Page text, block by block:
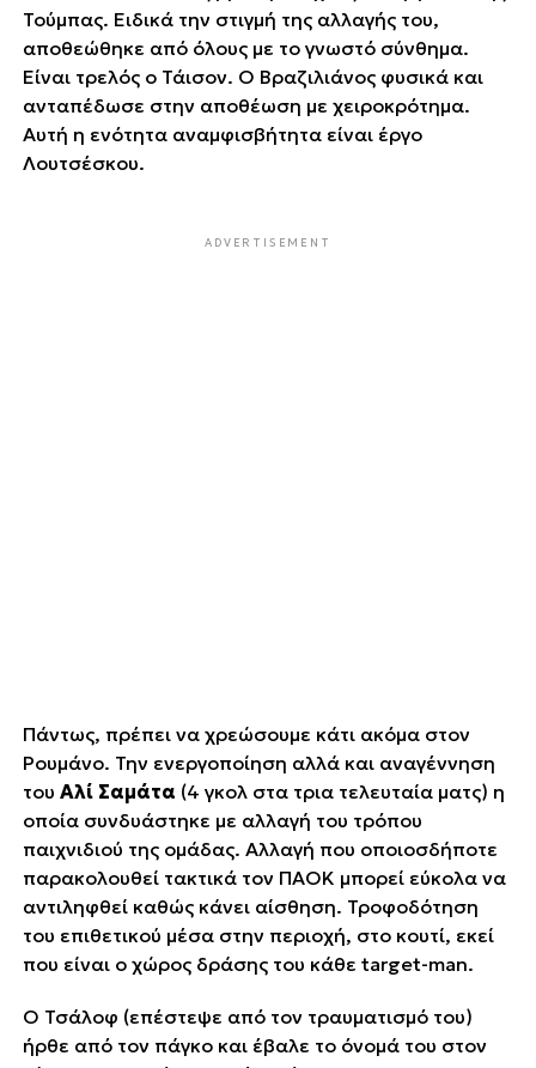
Τούμπας. Ειδικά την στιγμή της αλλαγής του,
αποθεώθηκε από όλους με το γνωστό σύνθημα.
΄΄Είναι τρελός ο Τάισον΄΄. Ο Βραζιλιάνος φυσικά και
ανταπέδωσε στην αποθέωση με χειροκρότημα.
Αυτή η ενότητα αναμφισβήτητα είναι έργο
Λουτσέσκου.
ADVERTISEMENT
Πάντως, πρέπει να χρεώσουμε κάτι ακόμα στον
Ρουμάνο. Την ενεργοποίηση αλλά και αναγέννηση
του Αλί Σαμάτα (4 γκολ στα τρια τελευταία ματς) η
οποία συνδυάστηκε με αλλαγή του τρόπου
παιχνιδιού της ομάδας. Αλλαγή που οποιοσδήποτε
παρακολουθεί τακτικά τον ΠΑΟΚ μπορεί εύκολα να
αντιληφθεί καθώς κάνει αίσθηση. Τροφοδότηση
του επιθετικού μέσα στην περιοχή, στο ΄΄κουτί, εκεί
που είναι ο χώρος δράσης του κάθε target-man.
Ο Τσάλοφ (επέστεψε από τον τραυματισμό του)
ήρθε από τον πάγκο και έβαλε το όνομά του στον